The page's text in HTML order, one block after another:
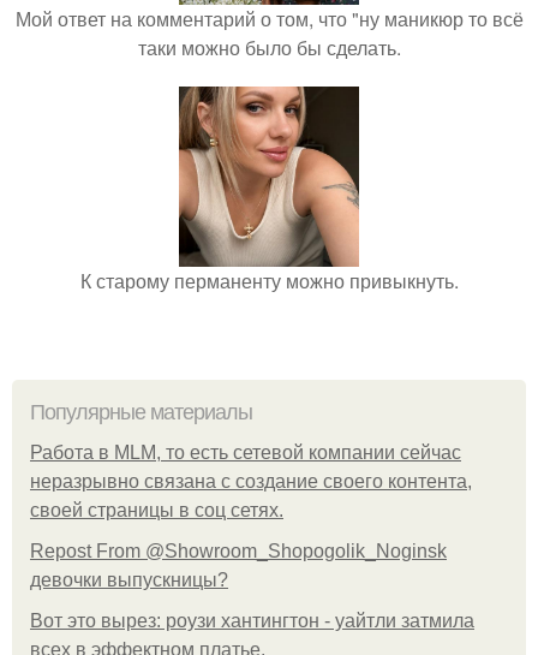
Мой ответ на комментарий о том, что "ну маникюр то всё
таки можно было бы сделать.
К старому перманенту можно привыкнуть.
Популярные материалы
Работа в MLM, то есть сетевой компании сейчас
неразрывно связана с создание своего контента,
своей страницы в соц сетях.
Repost From @Showroom_Shopogolik_Noginsk
девочки выпускницы?
Вот это вырез: роузи хантингтон - уайтли затмила
всех в эффектном платьe.